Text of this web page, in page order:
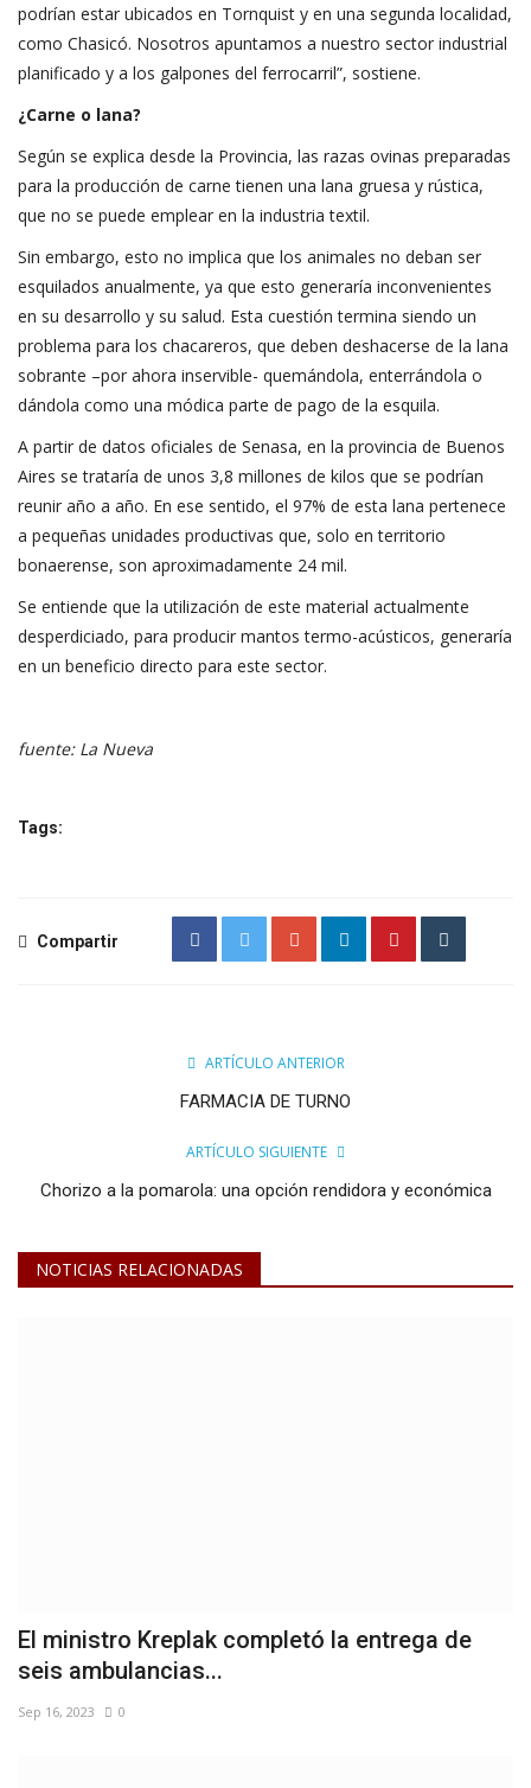
podrían estar ubicados en Tornquist y en una segunda localidad,
como Chasicó. Nosotros apuntamos a nuestro sector industrial
planificado y a los galpones del ferrocarril”, sostiene.
¿Carne o lana?
Según se explica desde la Provincia, las razas ovinas preparadas
para la producción de carne tienen una lana gruesa y rústica,
que no se puede emplear en la industria textil.
Sin embargo, esto no implica que los animales no deban ser
esquilados anualmente, ya que esto generaría inconvenientes
en su desarrollo y su salud. Esta cuestión termina siendo un
problema para los chacareros, que deben deshacerse de la lana
sobrante –por ahora inservible- quemándola, enterrándola o
dándola como una módica parte de pago de la esquila.
A partir de datos oficiales de Senasa, en la provincia de Buenos
Aires se trataría de unos 3,8 millones de kilos que se podrían
reunir año a año. En ese sentido, el 97% de esta lana pertenece
a pequeñas unidades productivas que, solo en territorio
bonaerense, son aproximadamente 24 mil.
Se entiende que la utilización de este material actualmente
desperdiciado, para producir mantos termo-acústicos, generaría
en un beneficio directo para este sector.
fuente: La Nueva
Tags:
Compartir
ARTÍCULO ANTERIOR
FARMACIA DE TURNO
ARTÍCULO SIGUIENTE
Chorizo a la pomarola: una opción rendidora y económica
NOTICIAS RELACIONADAS
El ministro Kreplak completó la entrega de
seis ambulancias...
Sep 16, 2023 0